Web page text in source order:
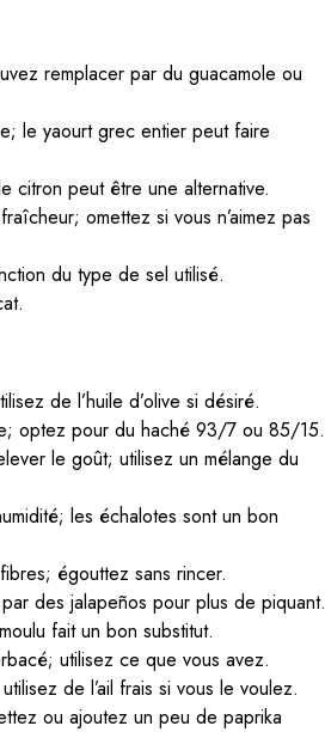
remplacer par du guacamole ou
le yaourt grec entier peut faire
citron peut être une alternative.
omettez si vous n’aimez pas
du type de sel utilisé.
de l’huile d’olive si désiré.
optez pour du haché 93/7 ou 85/15.
le goût; utilisez un mélange du
les échalotes sont un bon
égouttez sans rincer.
des jalapeños pour plus de piquant.
fait un bon substitut.
utilisez ce que vous avez.
de l’ail frais si vous le voulez.
ou ajoutez un peu de paprika